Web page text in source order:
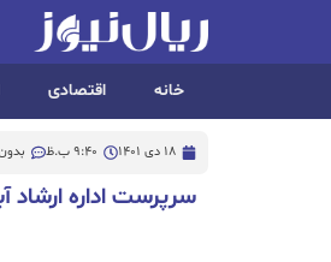
خانه اقتصادی
18 دی 1401 9:40 ب.ظ
سرپرست اداره